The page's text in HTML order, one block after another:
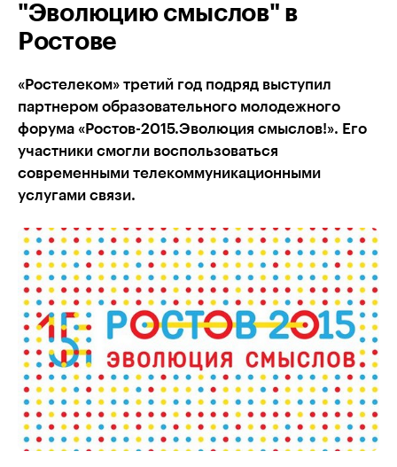
"Эволюцию смыслов" в
Ростове
«Ростелеком» третий год подряд выступил
партнером образовательного молодежного
форума «Ростов-2015.Эволюция смыслов!». Его
участники смогли воспользоваться
современными телекоммуникационными
услугами связи.